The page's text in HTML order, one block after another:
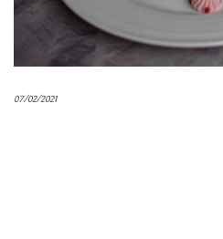
07/02/2021